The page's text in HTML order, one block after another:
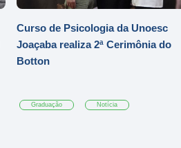
Curso de Psicologia da Unoesc
Joaçaba realiza 2ª Cerimônia do
Botton
Graduação Notícia